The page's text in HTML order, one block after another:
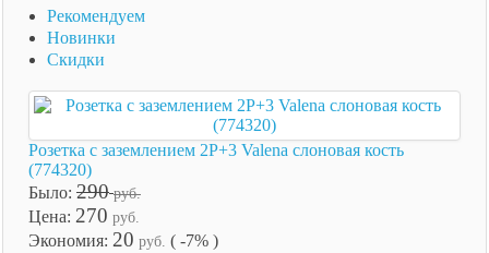
Рекомендуем
Новинки
Скидки
Розетка с заземлением 2P+3 Valena слоновая кость
(774320)
Было: 290 руб.
Цена: 270 руб.
Экономия: 20 руб. ( -7% )